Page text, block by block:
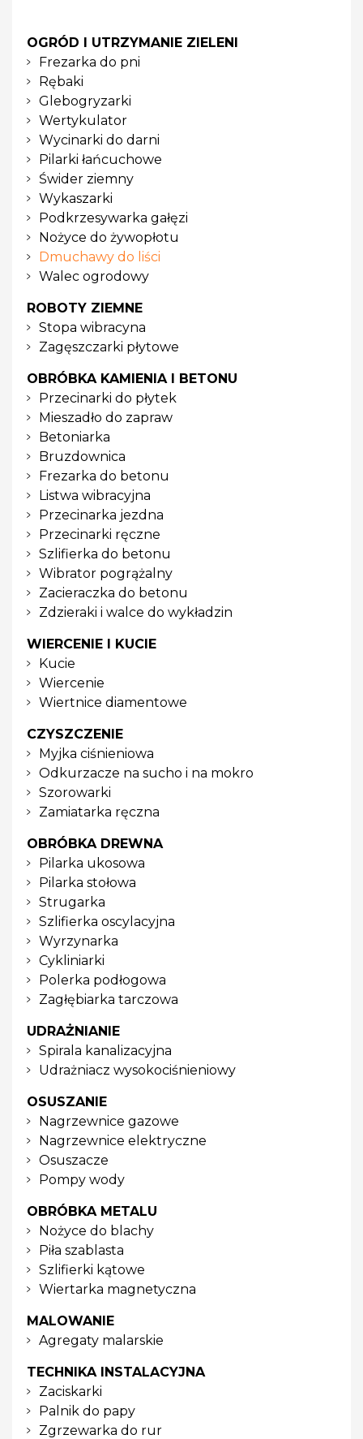
OGRÓD I UTRZYMANIE ZIELENI
Frezarka do pni
Rębaki
Glebogryzarki
Wertykulator
Wycinarki do darni
Pilarki łańcuchowe
Świder ziemny
Wykaszarki
Podkrzesywarka gałęzi
Nożyce do żywopłotu
Dmuchawy do liści
Walec ogrodowy
ROBOTY ZIEMNE
Stopa wibracyna
Zagęszczarki płytowe
OBRÓBKA KAMIENIA I BETONU
Przecinarki do płytek
Mieszadło do zapraw
Betoniarka
Bruzdownica
Frezarka do betonu
Listwa wibracyjna
Przecinarka jezdna
Przecinarki ręczne
Szlifierka do betonu
Wibrator pogrążalny
Zacieraczka do betonu
Zdzieraki i walce do wykładzin
WIERCENIE I KUCIE
Kucie
Wiercenie
Wiertnice diamentowe
CZYSZCZENIE
Myjka ciśnieniowa
Odkurzacze na sucho i na mokro
Szorowarki
Zamiatarka ręczna
OBRÓBKA DREWNA
Pilarka ukosowa
Pilarka stołowa
Strugarka
Szlifierka oscylacyjna
Wyrzynarka
Cykliniarki
Polerka podłogowa
Zagłębiarka tarczowa
UDRAŻNIANIE
Spirala kanalizacyjna
Udrażniacz wysokociśnieniowy
OSUSZANIE
Nagrzewnice gazowe
Nagrzewnice elektryczne
Osuszacze
Pompy wody
OBRÓBKA METALU
Nożyce do blachy
Piła szablasta
Szlifierki kątowe
Wiertarka magnetyczna
MALOWANIE
Agregaty malarskie
TECHNIKA INSTALACYJNA
Zaciskarki
Palnik do papy
Zgrzewarka do rur